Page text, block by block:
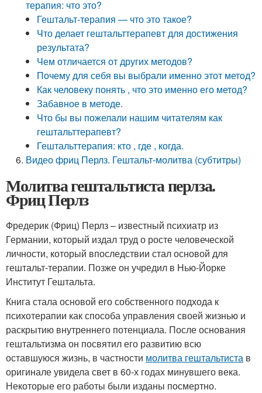
терапия: что это?
Гештальт-терапия — что это такое?
Что делает гештальттерапевт для достижения
результата?
Чем отличается от других методов?
Почему для себя вы выбрали именно этот метод?
Как человеку понять , что это именно его метод?
Забавное в методе.
Что бы вы пожелали нашим читателям как
гештальттерапевт?
Гештальттерапия: кто , где , когда.
Видео фриц Перлз. Гештальт-молитва (субтитры)
Молитва гештальтиста перлза.
Фриц Перлз
Фредерик (Фриц) Перлз – известный психиатр из
Германии, который издал труд о росте человеческой
личности, который впоследствии стал основой для
гештальт-терапии. Позже он учредил в Нью-Йорке
Институт Гештальта.
Книга стала основой его собственного подхода к
психотерапии как способа управления своей жизнью и
раскрытию внутреннего потенциала. После основания
гештальтизма он посвятил его развитию всю
оставшуюся жизнь, в частности молитва гештальтиста в
оригинале увидела свет в 60-х годах минувшего века.
Некоторые его работы были изданы посмертно.